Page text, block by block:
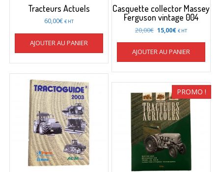
Tracteurs Actuels
60,00€ € HT
AJOUTER AU PANIER
Casquette collector Massey
Ferguson vintage 004
20,00€ Le
était :
20,00€.
15,00€Le
est :
15,00€.
€ HT
AJOUTER AU PANIER
PROMO !